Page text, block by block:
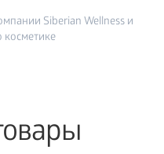
Siberian Wellness и
косметике